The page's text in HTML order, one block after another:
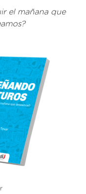
el mañana que